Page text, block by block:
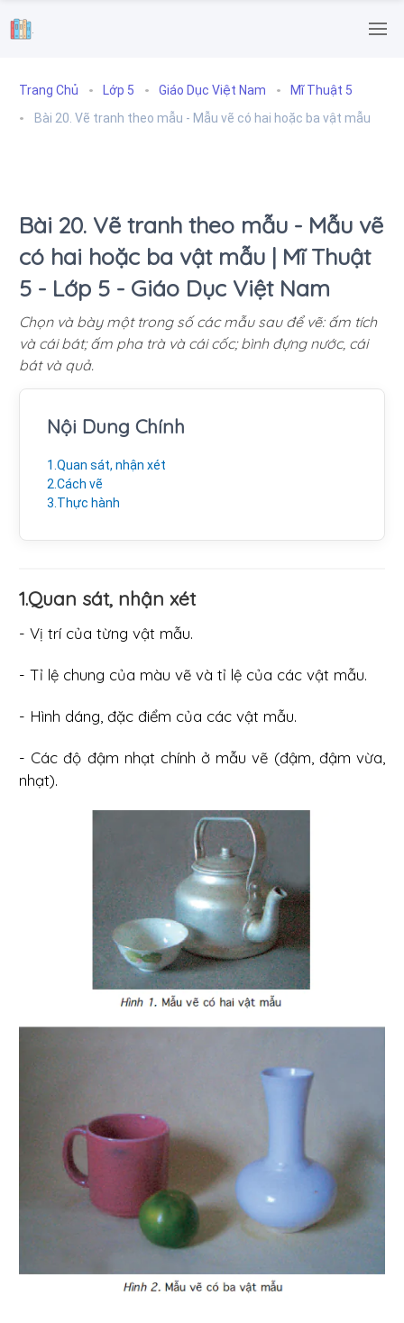
.
Trang Chủ Lớp 5 Giáo Dục Việt Nam
Mĩ Thuật 5
Bài 20. Vẽ tranh theo mẫu - Mẫu vẽ có hai hoặc ba vật mẫu
Bài 20. Vẽ tranh theo mẫu - Mẫu vẽ
có hai hoặc ba vật mẫu | Mĩ Thuật
5 - Lớp 5 - Giáo Dục Việt Nam
Chọn và bày một trong số các mẫu sau để vẽ: ấm tích
và cái bát; ấm pha trà và cái cốc; bình đựng nước, cái
bát và quả.
Nội Dung Chính
1.Quan sát, nhận xét
2.Cách vẽ
3.Thực hành
1.Quan sát, nhận xét
- Vị trí của từng vật mẫu.
- Tỉ lệ chung của màu vẽ và tỉ lệ của các vật mẫu.
- Hình dáng, đặc điểm của các vật mẫu.
- Các độ đậm nhạt chính ở mẫu vẽ (đậm, đậm vừa,
nhạt).